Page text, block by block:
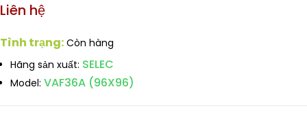
Liên hệ
Tình trạng: Còn hàng
Hãng sản xuất: SELEC
Model: VAF36A (96X96)